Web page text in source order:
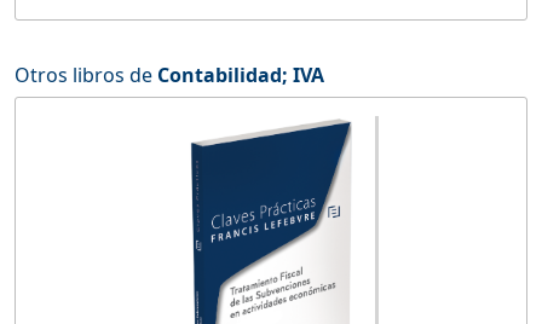
Otros libros de Contabilidad; IVA